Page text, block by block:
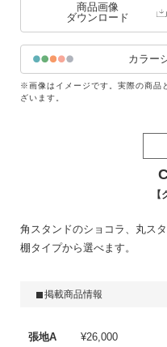
商品画像
ダウンロード
カラー
※画像はイメージです。実際の商品
ざいます。
角スタンドのショコラ、丸ス
棚タイプから選べます。
掲載商品情報
張地A
¥26,000